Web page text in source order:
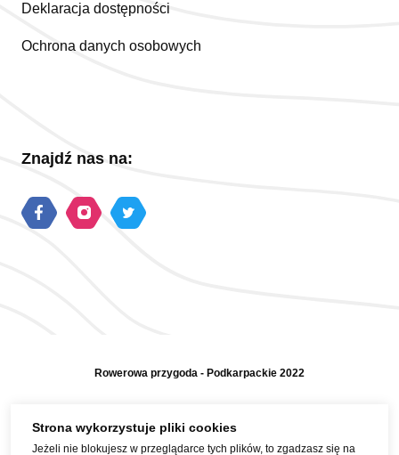
Deklaracja dostępności
Ochrona danych osobowych
Znajdź nas na:
Rowerowa przygoda - Podkarpackie 2022
Mapa strony
Strona wykorzystuje pliki cookies
Jeżeli nie blokujesz w przeglądarce tych plików, to zgadzasz się na